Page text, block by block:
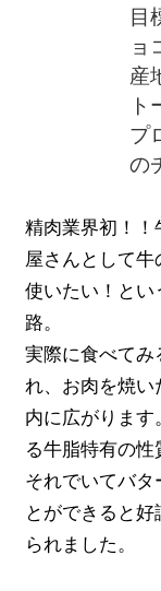
目
ョ
産
プ
の
精肉業界初！！
屋さんとして
使いたい！とい
路。
実際に食べてみ
れ、お肉を焼い
内に広がりま
る牛脂特有の性
それでいてバタ
とができると
られました。